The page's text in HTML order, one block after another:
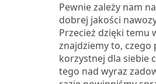
Pewnie zależy nam
dobrej jakości
Przecież dzięki temu
znajdziemy to,
korzystnej dla siebie
tego nad wyraz